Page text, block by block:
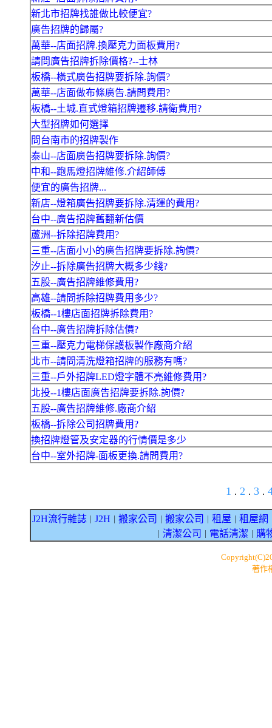
新北市招牌找誰做比較便宜?
廣告招牌的歸屬?
萬華--店面招牌.換壓克力面板費用?
請問廣告招牌拆除價格?--士林
板橋--橫式廣告招牌要拆除.詢價?
萬華--店面做布條廣告.請問費用?
板橋--土城.直式燈箱招牌遷移.請衛費用?
大型招牌如何選擇
問台南市的招牌製作
泰山--店面廣告招牌要拆除.詢價?
中和--跑馬燈招牌維修.介紹師傅
便宜的廣告招牌...
新店--燈箱廣告招牌要拆除.清運的費用?
台中--廣告招牌舊翻新估價
蘆洲--拆除招牌費用?
三重--店面小小的廣告招牌要拆除.詢價?
汐止--拆除廣告招牌大概多少錢?
五股--廣告招牌維修費用?
高雄--請問拆除招牌費用多少?
板橋--1樓店面招牌拆除費用?
台中--廣告招牌拆除估價?
三重--壓克力電梯保護板製作廠商介紹
北市--請問清洗燈箱招牌的服務有嗎?
三重--戶外招牌LED燈字體不亮維修費用?
北投--1樓店面廣告招牌要拆除.詢價?
五股--廣告招牌維修.廠商介紹
板橋--拆除公司招牌費用?
換招牌燈管及安定器的行情價是多少
台中--室外招牌-面板更換.請問費用?
1 . 2 . 3 .
J2H流行雜誌 J2H 搬家公司 搬家公司 租屋 租屋網
清潔公司 電話清潔 購
著作